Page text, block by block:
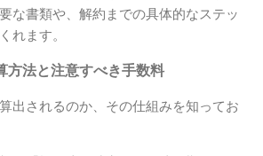
な書類や、解約までの具体的なステッ
れます。
方法と注意すべき手数料
出されるのか、その仕組みを知ってお